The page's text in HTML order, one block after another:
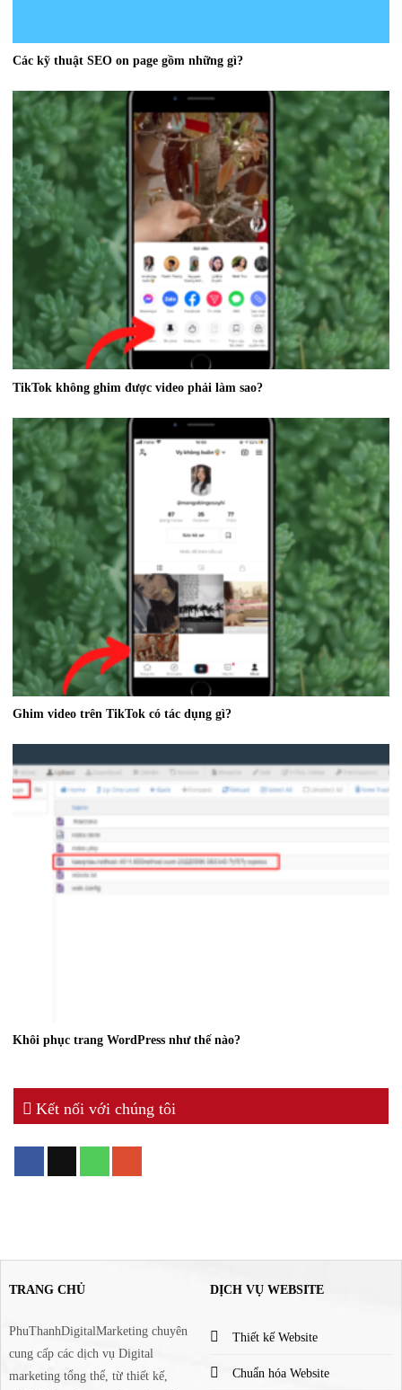
Các kỹ thuật SEO on page gồm những gì?
TikTok không ghim được video phải làm sao?
Ghim video trên TikTok có tác dụng gì?
Khôi phục trang WordPress như thế nào?
Kết nối với chúng tôi
TRANG CHỦ
PhuThanhDigitalMarketing chuyên
cung cấp các dịch vụ Digital
marketing tổng thể, từ thiết kế,
DỊCH VỤ WEBSITE
Thiết kế Website
Chuẩn hóa Website